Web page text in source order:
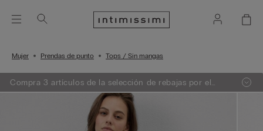
Mujer Prendas de punto Tops / Sin mangas
Compra 3 artículos de la selección de rebajas por el
precio de 2. El descuento se aplicará automáticamente